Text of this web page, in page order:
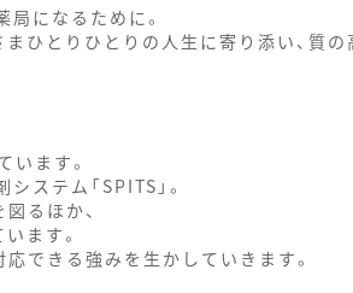
局になるために。
ひとりひとりの人生に寄り添い、質の
ます。
ステム「SPITS」。
るほか、
ます。
できる強みを生かしていきます。